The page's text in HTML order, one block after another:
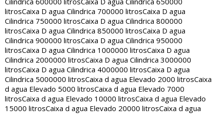
litrosCaixa D agua Cilindrica 700000 litrosCaixa D agua
Cilindrica 750000 litrosCaixa D agua Cilindrica 800000
litrosCaixa D agua Cilindrica 850000 litrosCaixa D agua
Cilindrica 900000 litrosCaixa D agua Cilindrica 950000
litrosCaixa D agua Cilindrica 1000000 litrosCaixa D agua
Cilindrica 2000000 litrosCaixa D agua Cilindrica 3000000
litrosCaixa D agua Cilindrica 4000000 litrosCaixa D agua
Cilindrica 5000000 litrosCaixa d agua Elevado 2000 litrosCaixa
d agua Elevado 5000 litrosCaixa d agua Elevado 7000
litrosCaixa d agua Elevado 10000 litrosCaixa d agua Elevado
15000 litrosCaixa d agua Elevado 20000 litrosCaixa d agua